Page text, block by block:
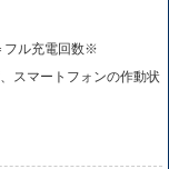
フル充電回数※
スマートフォンの作動状